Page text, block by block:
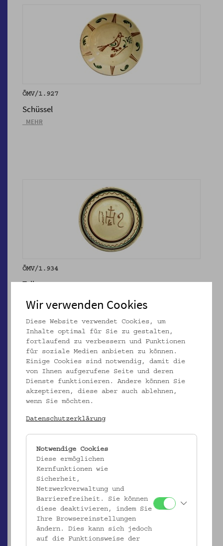
ÖMV/1.927
Schüssel
_MEHR
ÖMV/1.934
Teller
Schüssel
_MEHR
Wir verwenden Cookies
Diese Website verwendet Cookies, um
Inhalte optimal für Sie zu gestalten,
fortlaufend zu verbessern und Funktionen
für soziale Medien anbieten zu können.
Einige Cookies sind notwendig, damit die
von Ihnen aufgerufene Seite und deren
Dienste funktionieren. Andere können Sie
akzeptieren, diese aber auch ablehnen,
wenn Sie möchten.
Datenschutzerklärung
Notwendige Cookies
Diese ermöglichen
Kernfunktionen wie
Sicherheit,
Netzwerkverwaltung und
Barrierefreiheit. Sie können
diese deaktivieren, indem Sie
Ihre Browsereinstellungen
ändern. Dies kann sich jedoch
auf die Funktionsweise der